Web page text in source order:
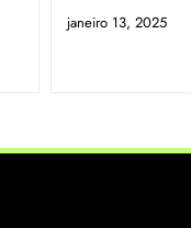
janeiro 13, 2025